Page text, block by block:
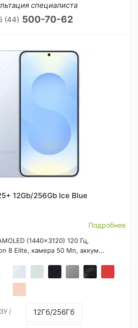
специалиста
(44) 500-70-62
12Gb/256Gb Ice Blue
Подробнее
(1440x3120) 120 Гц,
8 Elite, камера 50 Мп, аккум...
/
12Гб/256Гб